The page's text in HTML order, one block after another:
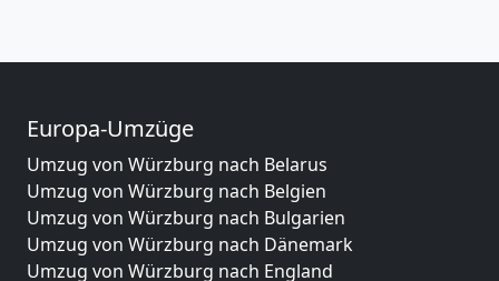
Europa-Umzüge
Umzug von Würzburg nach Belarus
Umzug von Würzburg nach Belgien
Umzug von Würzburg nach Bulgarien
Umzug von Würzburg nach Dänemark
Umzug von Würzburg nach England